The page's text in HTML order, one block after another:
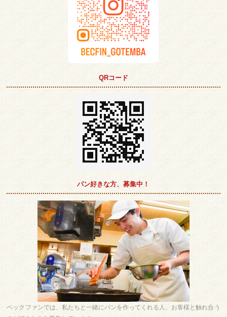
QRコード
パン好きな方、募集中！
ベックファンでは、私たちと一緒にパンを作ってくれる人、お客様と触れ合う